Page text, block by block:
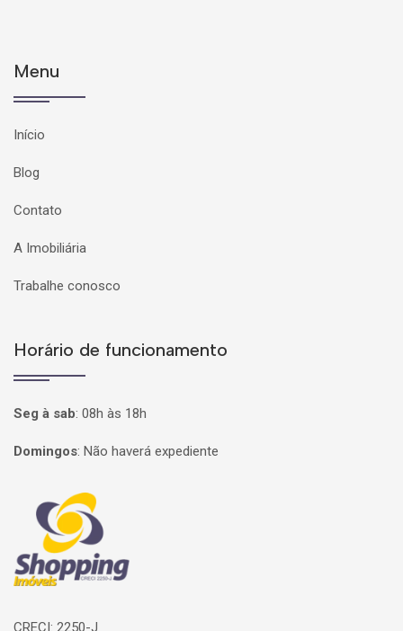
Menu
Início
Blog
Contato
A Imobiliária
Trabalhe conosco
Horário de funcionamento
Seg à sab: 08h às 18h
Domingos: Não haverá expediente
Página inicial
CRECI: 2250-J